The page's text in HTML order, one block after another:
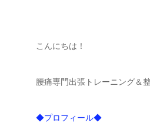
こんにちは！
腰痛専門出張トレーニング＆
◆プロフィール◆